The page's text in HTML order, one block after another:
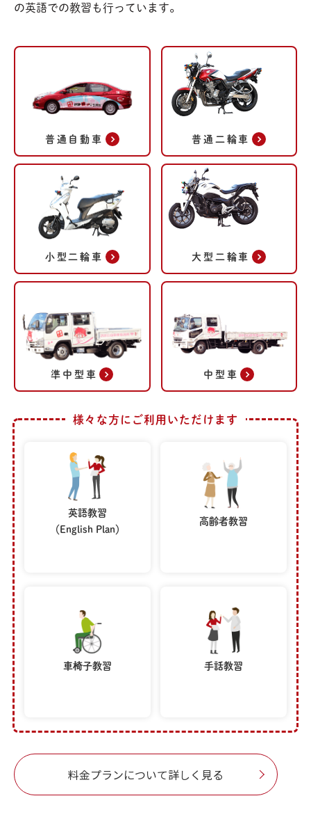
の英語での教習も行っています。
普通自動車 普通二輪車
小型二輪車 大型二輪車
準中型車 中型車
様々な方にご利用いただけます
英語教習
（English Plan）
高齢者教習
車椅子教習 手話教習
料金プランについて詳しく見る